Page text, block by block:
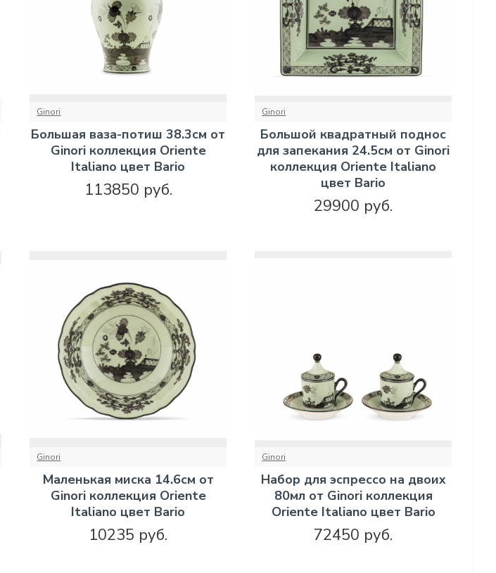
Ginori
Большая ваза-потиш 38.3см от
Ginori коллекция Oriente
Italiano цвет Bario
113850 руб.
Ginori
Большой квадратный поднос
для запекания 24.5см от Ginori
коллекция Oriente Italiano
цвет Bario
29900 руб.
Ginori
Маленькая миска 14.6см от
Ginori коллекция Oriente
Italiano цвет Bario
10235 руб.
Ginori
Набор для эспрессо на двоих
80мл от Ginori коллекция
Oriente Italiano цвет Bario
72450 руб.